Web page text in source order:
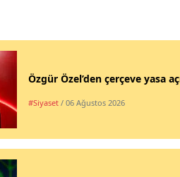
Özgür Özel’den çerçeve yasa
#Siyaset / 06 Ağustos 2026